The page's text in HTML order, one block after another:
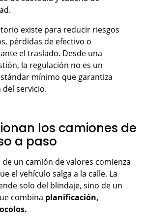
existe para reducir riesgos
pérdidas de efectivo o
el traslado. Desde una
la regulación no es un
mínimo que garantiza
servicio.
los camiones de
a paso
un camión de valores comienza
el vehículo salga a la calle. La
solo del blindaje, sino de un
combina planificación,